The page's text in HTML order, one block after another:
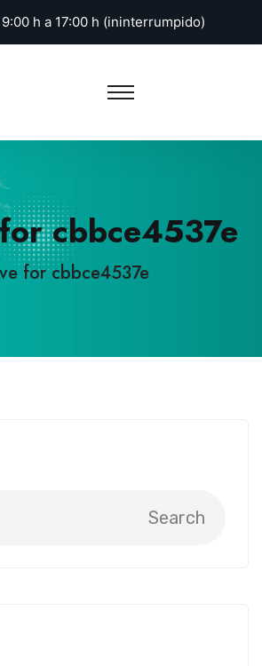
h a 17:00 h (ininterrumpido)
cbbce4537e
for cbbce4537e
Search